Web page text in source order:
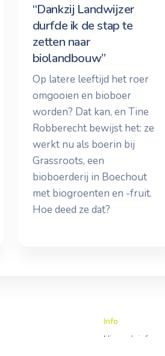
“Dankzij Landwijzer
durfde ik de stap te
zetten naar
biolandbouw”
Op latere leeftijd het roer
omgooien en bioboer
worden? Dat kan, en Tine
Robberecht bewijst het: ze
werkt nu als boerin bij
Grassroots, een
bioboerderij in Boechout
met biogroenten en -fruit.
Hoe deed ze dat?
Info
Nieuwsbrief